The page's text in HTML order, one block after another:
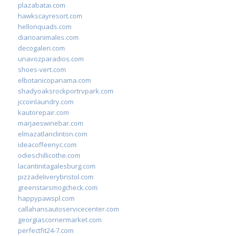
plazabatai.com
hawkscayresort.com
hellonquads.com
diarioanimales.com
decogaleri.com
unavozparadios.com
shoes-vert.com
elbotanicopanama.com
shadyoaksrockportrvpark.com
jccoinlaundry.com
kautorepair.com
marjaeswinebar.com
elmazatlanclinton.com
ideacoffeenyc.com
odieschillicothe.com
lacantinitagalesburg.com
pizzadeliverybristol.com
greenstarsmogcheck.com
happypawspl.com
callahansautoservicecenter.com
georgiascornermarket.com
perfectfit24-7.com